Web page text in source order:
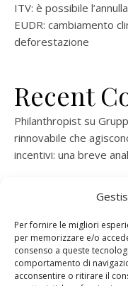
Per fornire le migliori
per memorizzare e/o
consenso a queste
comportamento di
acconsentire o ritirare il
ITV: è possibile
EUDR: cambiamento
deforestazione
Recent
Philanthropist su
rinnovabile che
incentivi: una breve
rinnovabile che
ramatogelsuGruppo
rinnovabile che
incentivi: una breve